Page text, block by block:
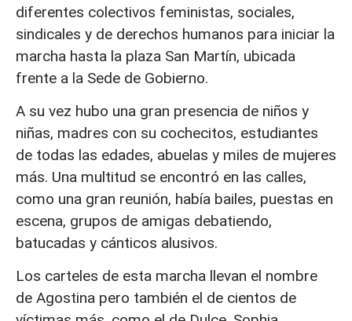
diferentes colectivos feministas, sociales,
sindicales y de derechos humanos para iniciar la
marcha hasta la plaza San Martín, ubicada
frente a la Sede de Gobierno.
A su vez hubo una gran presencia de niños y
niñas, madres con su cochecitos, estudiantes
de todas las edades, abuelas y miles de mujeres
más. Una multitud se encontró en las calles,
como una gran reunión, había bailes, puestas en
escena, grupos de amigas debatiendo,
batucadas y cánticos alusivos.
Los carteles de esta marcha llevan el nombre
de Agostina pero también el de cientos de